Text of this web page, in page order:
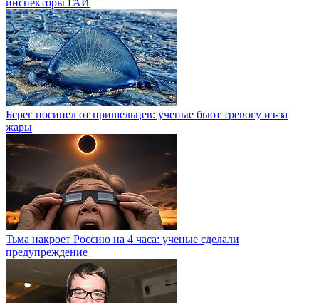
инспекторы ГАИ
Берег посинел от пришельцев: ученые бьют тревогу из-за
жары
Тьма накроет Россию на 4 часа: ученые сделали
предупреждение